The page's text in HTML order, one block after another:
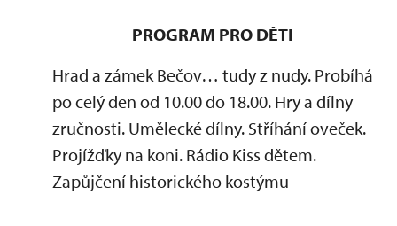
PROGRAM PRO DĚTI
Hrad a zámek Bečov… tudy z nudy. Probíhá
po celý den od 10.00 do 18.00. Hry a dílny
zručnosti. Umělecké dílny. Stříhání oveček.
Projížďky na koni. Rádio Kiss dětem.
Zapůjčení historického kostýmu